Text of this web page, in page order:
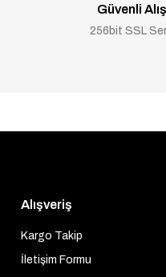
Güvenli
256bit SSL
Alışveriş
Kargo Takip
İletişim Formu